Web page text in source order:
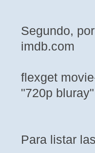
Segundo,
imdb.com
flexget
"720p bluray"
Para listar